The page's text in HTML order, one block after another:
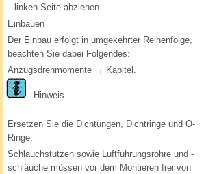
linken Seite abziehen.
Einbauen
Der Einbau erfolgt in umgekehrter Reihenfolge,
beachten Sie dabei Folgendes:
Anzugsdrehmomente → Kapitel.
Hinweis
Ersetzen Sie die Dichtungen, Dichtringe und O-
Ringe.
Schlauchstutzen sowie Luftführungsrohre und -
schläuche müssen vor dem Montieren frei von